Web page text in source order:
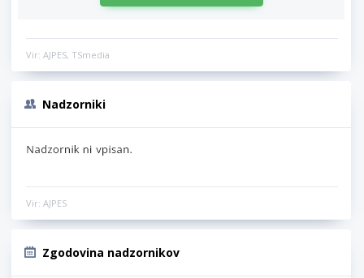
Vir: AJPES, TSmedia
Nadzorniki
Vir: AJPES
Zgodovina nadzornikov